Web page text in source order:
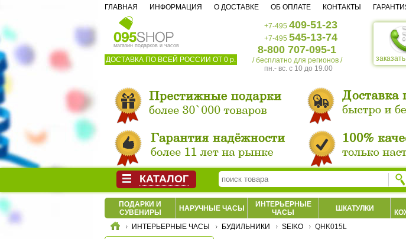
магазин подарков и часов
ДОСТАВКА ПО ВСЕЙ РОССИИ ОТ 0 р.
+7-495 409-51-23
+7-495 545-13-74
8-800 707-095-1
/ бесплатно для регионов /
пн.- вс. c 10 до 19.00
ГЛАВНАЯ ИНФОРМАЦИЯ О ДОСТАВКЕ ОБ ОПЛАТЕ КОНТАКТЫ
ПОДАРКИ И
СУВЕНИРЫ
НАРУЧНЫЕ ЧАСЫ
ИНТЕРЬЕРНЫЕ
ЧАСЫ
ШКАТУЛКИ
ИНТЕРЬЕРНЫЕ ЧАСЫ БУДИЛЬНИКИ SEIKO QHK015L
КАТАЛОГ